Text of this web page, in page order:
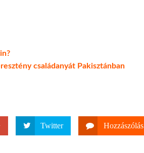
családanyát Pakisztánban
Twitter Hozzászólás